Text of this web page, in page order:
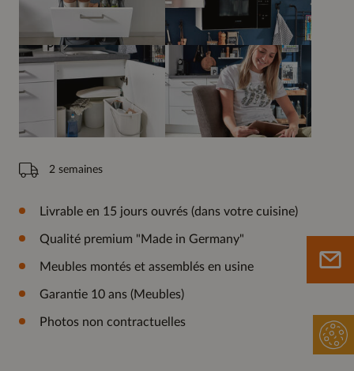
2 semaines
Livrable en 15 jours ouvrés (dans votre cuisine)
Qualité premium "Made in Germany"
Meubles montés et assemblés en usine
Garantie 10 ans (Meubles)
Photos non contractuelles